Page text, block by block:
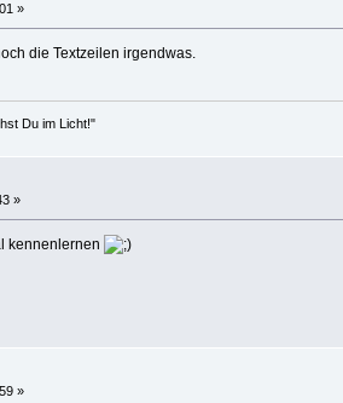
»
die Textzeilen irgendwas.
Du im Licht!"
»
kennenlernen
»